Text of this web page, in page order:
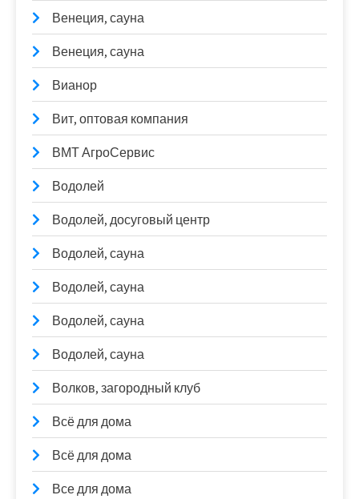
Венеция, сауна
Венеция, сауна
Вианор
Вит, оптовая компания
ВМТ АгроСервис
Водолей
Водолей, досуговый центр
Водолей, сауна
Водолей, сауна
Водолей, сауна
Водолей, сауна
Волков, загородный клуб
Всё для дома
Всё для дома
Все для дома